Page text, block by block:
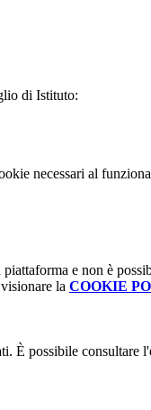
di Istituto:
necessari al
e non è
la COOKIE
È possibile consultare